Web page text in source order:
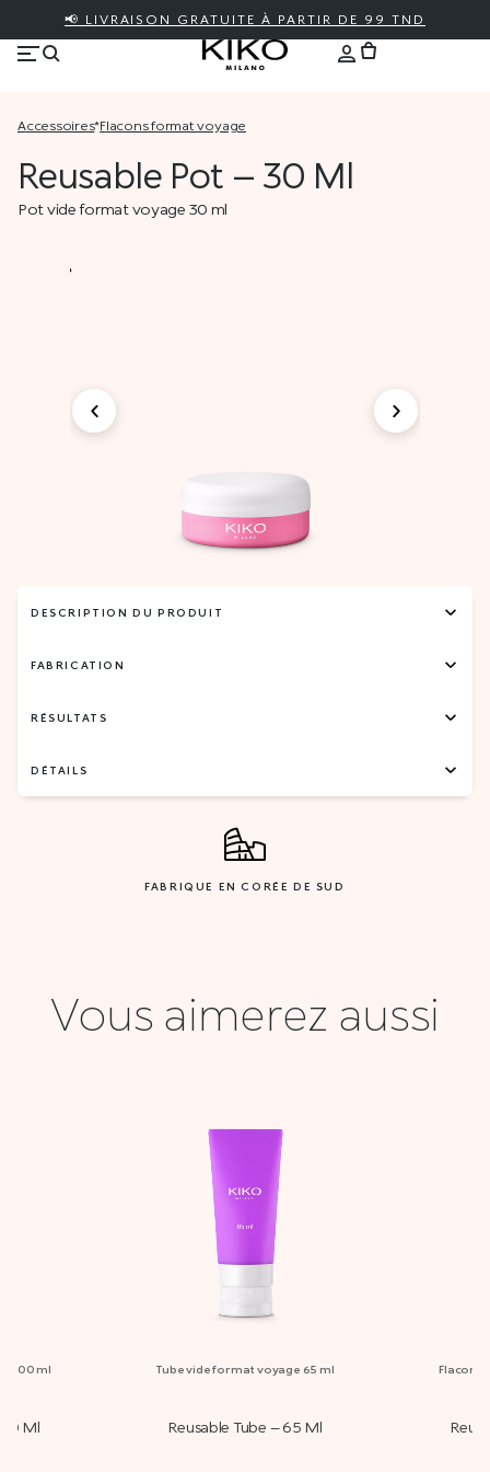
📢 LIVRAISON GRATUITE À PARTIR DE 99 TND
accessoires* flacons format voyage
Reusable Pot – 30 Ml
Pot vide format voyage 30 ml
DESCRIPTION DU PRODUIT
FABRICATION
RÉSULTATS
DÉTAILS
FABRIQUE EN CORÉE DE SUD
Vous aimerez aussi
100 ml
Ml
Tube vide format voyage 65 ml
Reusable Tube – 65 Ml
Flacon